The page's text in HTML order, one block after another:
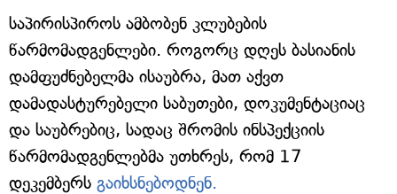
საპირისპიროს ამბობენ კლუბების
წარმომადგენლები. როგორც დღეს ბასიანის
დამფუძნებელმა ისაუბრა, მათ აქვთ
დამადასტურებელი საბუთები, დოკუმენტაციაც
და საუბრებიც, სადაც შრომის ინსპექციის
წარმომადგენლებმა უთხრეს, რომ 17
დეკემბერს გაიხსნებოდნენ.